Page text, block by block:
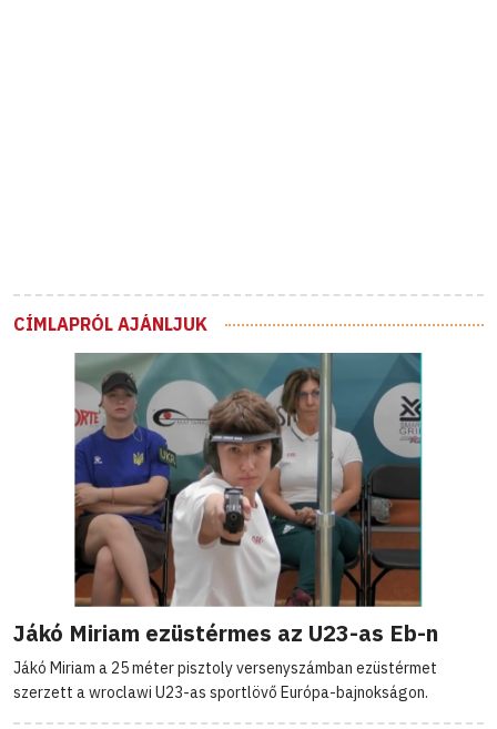
CÍMLAPRÓL AJÁNLJUK
Jákó Miriam ezüstérmes az U23-as Eb-n
Jákó Miriam a 25 méter pisztoly versenyszámban ezüstérmet
szerzett a wroclawi U23-as sportlövő Európa-bajnokságon.